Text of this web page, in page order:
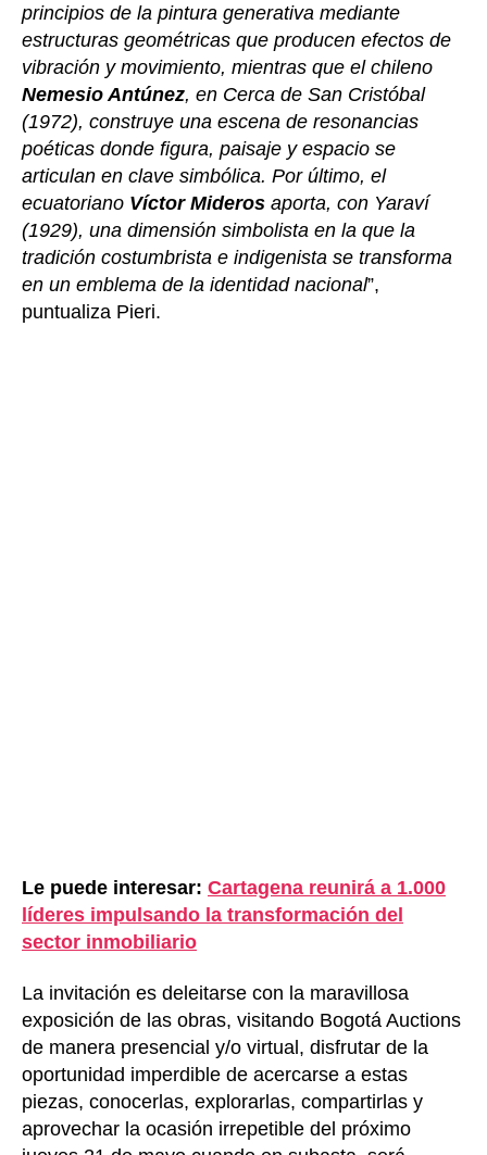
principios de la pintura generativa mediante
estructuras geométricas que producen efectos de
vibración y movimiento, mientras que el chileno
Nemesio Antúnez, en Cerca de San Cristóbal
(1972), construye una escena de resonancias
poéticas donde figura, paisaje y espacio se
articulan en clave simbólica. Por último, el
ecuatoriano Víctor Mideros aporta, con Yaraví
(1929), una dimensión simbolista en la que la
tradición costumbrista e indigenista se transforma
en un emblema de la identidad nacional”,
puntualiza Pieri.
Le puede interesar: Cartagena reunirá a 1.000
líderes impulsando la transformación del
sector inmobiliario
La invitación es deleitarse con la maravillosa
exposición de las obras, visitando Bogotá Auctions
de manera presencial y/o virtual, disfrutar de la
oportunidad imperdible de acercarse a estas
piezas, conocerlas, explorarlas, compartirlas y
aprovechar la ocasión irrepetible del próximo